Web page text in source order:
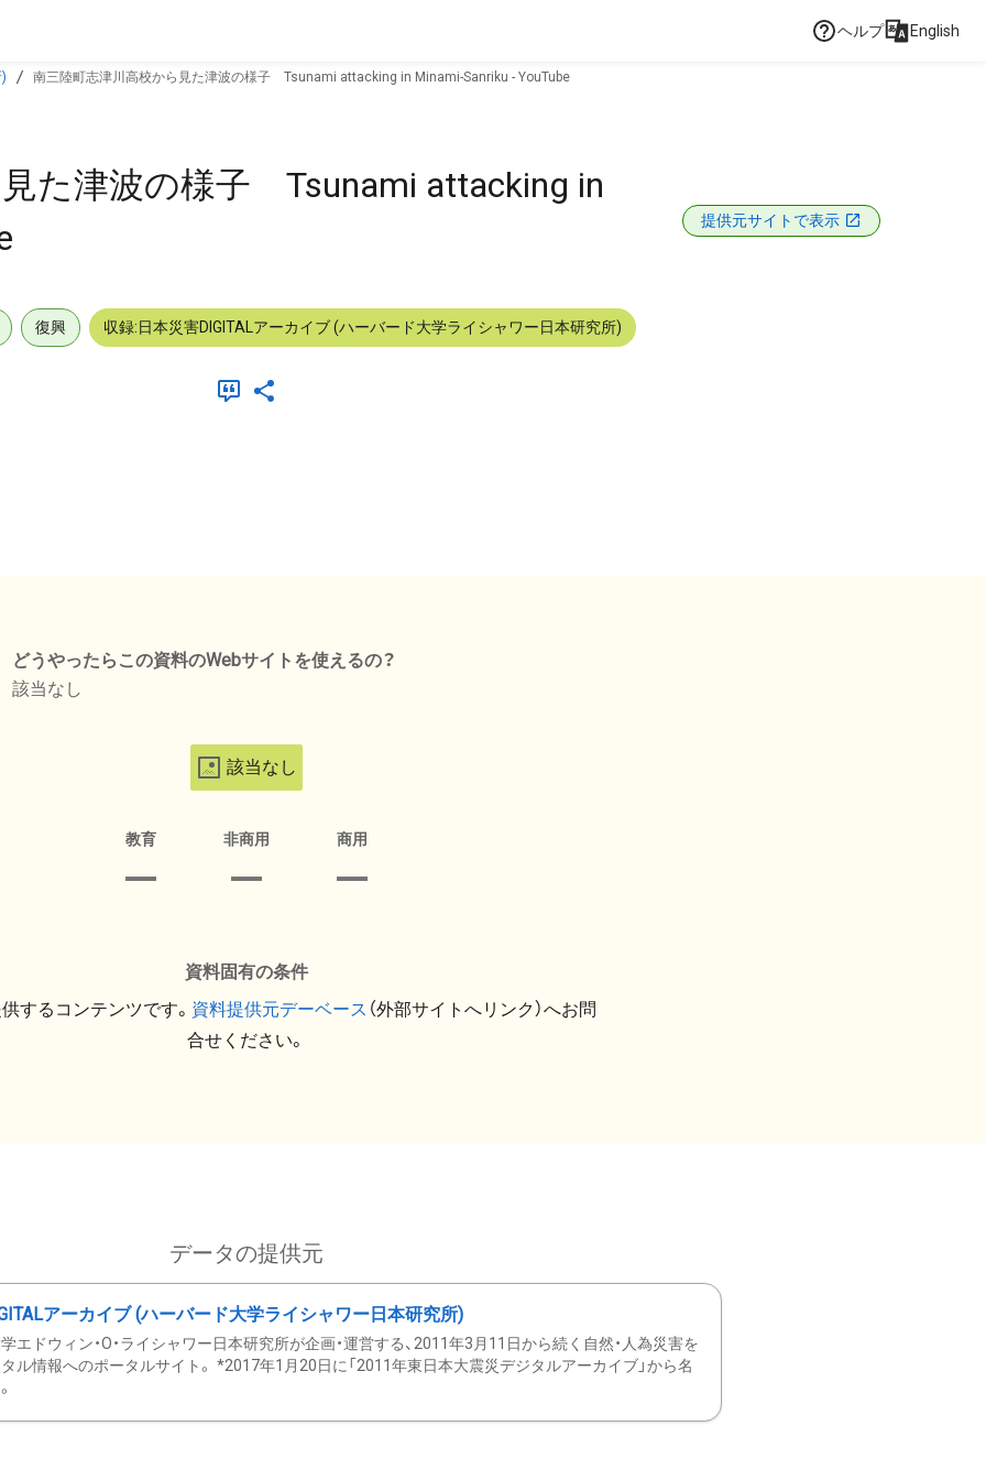
ヘルプ English
南三陸町志津川高校から見た津波の様子 Tsunami attacking in Minami-Sanriku‬‏ - YouTube
た津波の様子 Tsunami attacking in
提供元サイトで表示
復興 収録:日本災害DIGITALアーカイブ (ハーバード大学ライシャワー日本研究所)
どうやったらこの資料のWebサイトを使えるの？
該当なし
該当なし
教育 非商用 商用
資料固有の条件
するコンテンツです。 資料提供元デーベース （外部サイトへリンク）へお問
合せください。
データの提供元
アーカイブ (ハーバード大学ライシャワー日本研究所)
エドウィン・O・ライシャワー日本研究所が企画・運営する、2011年3月11日から続く自然・人為災害を
ル情報へのポータルサイト。 *2017年1月20日に「2011年東日本大震災デジタルアーカイブ」から名